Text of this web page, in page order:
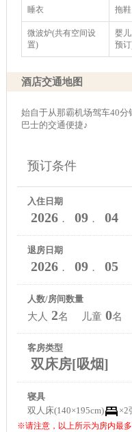
睡衣 拖鞋
微波炉(共有空间设
置)
婴
预
酒店交通地图
始自于从那霸机场驾车40
巴士的交通便捷♪
预订条件
入住日期
2026． 09． 04
退房日期
2026． 09． 05
人数/房间数量
大人 2名 儿童 0名
客房类型
双床房[吸烟]
寝具
双人床(140×195cm)
×2
※请注意，以上所示为房内最